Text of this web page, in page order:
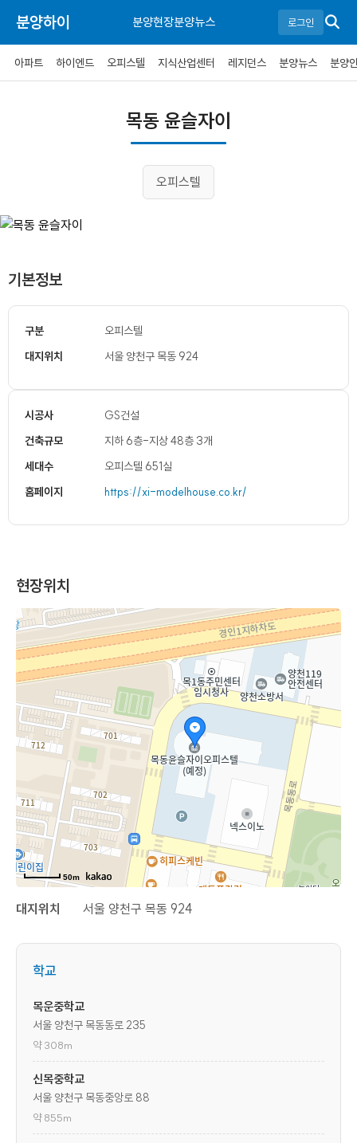
분양하이 분양현장분양뉴스 로그인
아파트 하이엔드 오피스텔 지식산업센터 레지던스 분양뉴스 분양
목동 윤슬자이
오피스텔
기본정보
구분
오피스텔
대지위치
서울 양천구 목동 924
시공사
GS건설
건축규모
지하 6층-지상 48층 3개
세대수
오피스텔 651실
홈페이지
https://xi-modelhouse.co.kr/
현장위치
50m
대지위치 서울 양천구 목동 924
학교
목운중학교
서울 양천구 목동동로 235
약 308m
신목중학교
서울 양천구 목동중앙로 88
약 855m